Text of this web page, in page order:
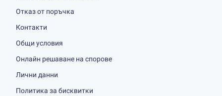
Отказ от поръчка
Контакти
Общи условия
Онлайн решаване на спорове
Лични данни
Политика за бисквитки